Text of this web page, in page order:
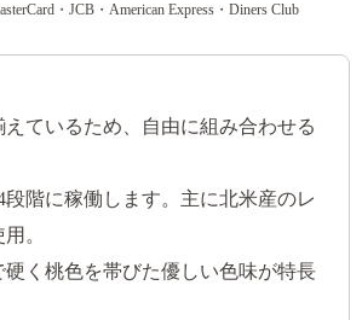
・JCB・American Express・Diners Club
ているため、自由に組み合わせる
階に稼働します。主に北米産のレ
。
硬く桃色を帯びた優しい色味が特長